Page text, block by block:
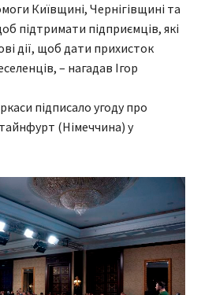
Київщині, Чернігівщині та
підтримати підприємців, які
дії, щоб дати прихисток
– нагадав Ігор
підписало угоду про
(Німеччина) у